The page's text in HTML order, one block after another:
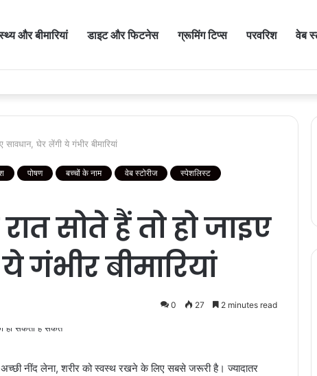
और बीमारियां डाइट और फिटनेस ग्रूमिंग टिप्स परवरिश वेब
घेर लेंगी ये गंभीर बीमारियां
पोषण बच्चों के नाम वेब स्टोरीज
स्पेशलिस्ट
सोते हैं तो हो जाइए
गंभीर बीमारियां
0 27 2 minutes read
अच्छी नींद लेना, शरीर को स्वस्थ रखने के लिए सबसे जरूरी है। ज्यादातर